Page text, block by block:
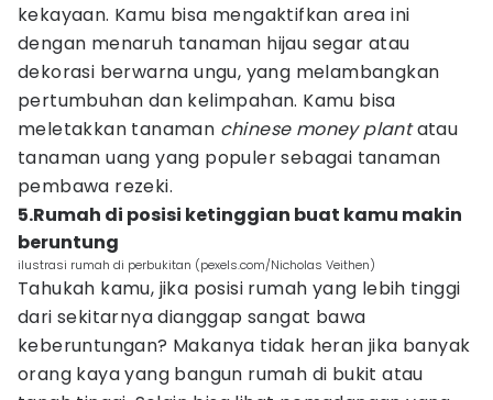
kekayaan. Kamu bisa mengaktifkan area ini
dengan menaruh tanaman hijau segar atau
dekorasi berwarna ungu, yang melambangkan
pertumbuhan dan kelimpahan. Kamu bisa
meletakkan tanaman chinese money plantatau
tanaman uang yang populer sebagai tanaman
pembawa rezeki.
5.Rumah di posisi ketinggian buat kamu makin
beruntung
ilustrasi rumah di perbukitan (pexels.com/Nicholas Veithen)
Tahukah kamu, jika posisi rumah yang lebih tinggi
dari sekitarnya dianggap sangat bawa
keberuntungan? Makanya tidak heran jika banyak
orang kaya yang bangun rumah di bukit atau